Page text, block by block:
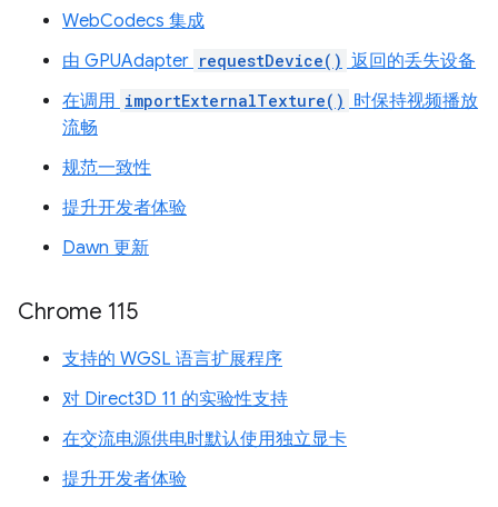
WebCodecs 集成
由 GPUAdapter requestDevice() 返回的丢失设备
在调用 importExternalTexture() 时保持视频播放
流畅
规范一致性
提升开发者体验
Dawn 更新
Chrome 115
支持的 WGSL 语言扩展程序
对 Direct3D 11 的实验性支持
在交流电源供电时默认使用独立显卡
提升开发者体验